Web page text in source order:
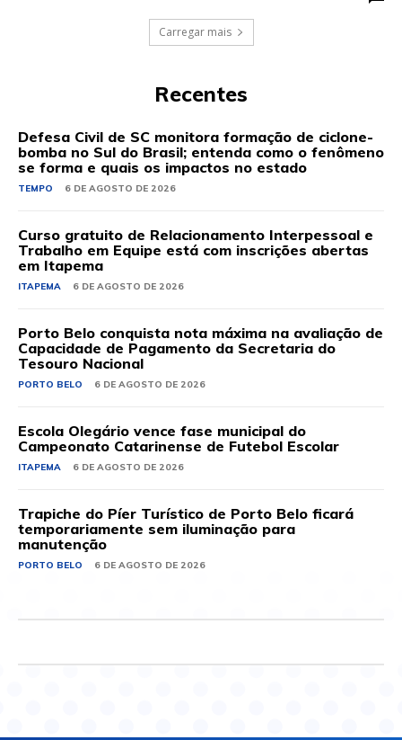
Carregar mais
Recentes
Defesa Civil de SC monitora formação de ciclone-
bomba no Sul do Brasil; entenda como o fenômeno
se forma e quais os impactos no estado
TEMPO 6 DE AGOSTO DE 2026
Curso gratuito de Relacionamento Interpessoal e
Trabalho em Equipe está com inscrições abertas
em Itapema
ITAPEMA 6 DE AGOSTO DE 2026
Porto Belo conquista nota máxima na avaliação de
Capacidade de Pagamento da Secretaria do
Tesouro Nacional
PORTO BELO 6 DE AGOSTO DE 2026
Escola Olegário vence fase municipal do
Campeonato Catarinense de Futebol Escolar
ITAPEMA 6 DE AGOSTO DE 2026
Trapiche do Píer Turístico de Porto Belo ficará
temporariamente sem iluminação para
manutenção
PORTO BELO 6 DE AGOSTO DE 2026